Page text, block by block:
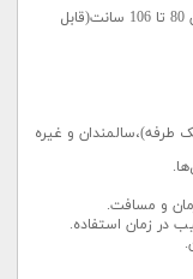
ابعاد : طول 70 سانت عرض 64 سانت ارتفاع بین 80 تا 106 سانت(قابل
طرفه)،سالمندان و غیره
و مسافت.
در زمان استفاده.